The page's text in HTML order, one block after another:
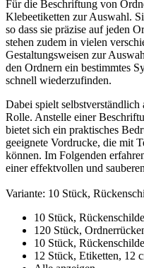
Für die Beschriftung von
Klebeetiketten zur Auswahl.
so dass sie präzise auf jeden
stehen zudem in vielen
Gestaltungsweisen zur
den Ordnern ein bestimmtes
schnell wiederzufinden.
Dabei spielt
Rolle. Anstelle einer
bietet sich ein praktisches
geeignete Vordrucke, die mit
können. Im Folgenden
einer effektvollen und
Variante: 10 Stück,
10 Stück,
120 Stück,
10 Stück,
12 Stück, Etiketten, 12